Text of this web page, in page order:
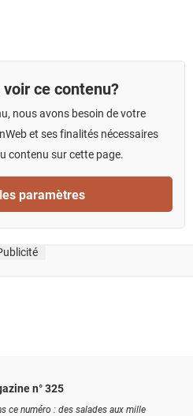
ce contenu?
nous avons besoin de votre
et ses finalités nécessaires
contenu sur cette page.
paramètres
n° 325
ce numéro : des salades aux mille